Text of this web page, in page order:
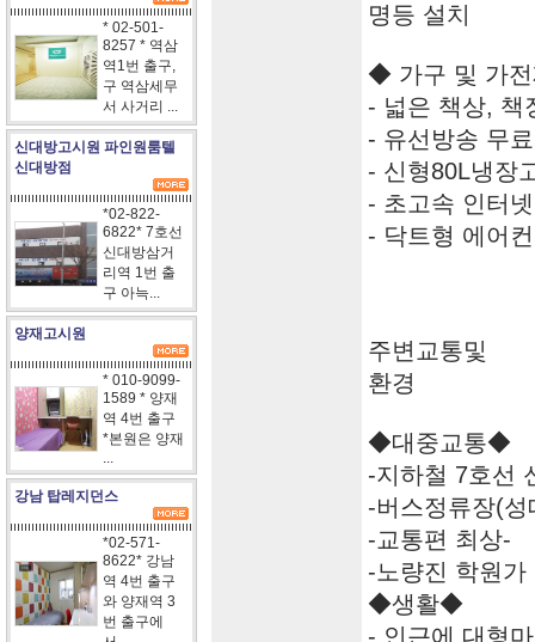
* 02-501-
8257 * 역삼
역1번 출구,
구 역삼세무
서 사거리 ...
신대방고시원 파인원룸텔
신대방점
*02-822-
6822* 7호선
신대방삼거
리역 1번 출
구 아늑...
양재고시원
* 010-9099-
1589 * 양재
역 4번 출구
*본원은 양재
...
강남 탑레지던스
*02-571-
8622* 강남
역 4번 출구
와 양재역 3
번 출구에
명등 설치
◆ 가구 및 가
- 넓은 책상, 책
- 유선방송 무
- 신형80L냉장
- 초고속 인터
- 닥트형 에어
주변교통및
환경
◆대중교통◆
-지하철 7호선
-버스정류장(
-교통편 최상-
-노량진 학원
◆생활◆
- 인근에 대형